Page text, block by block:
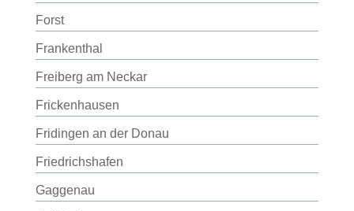
Forst
Frankenthal
Freiberg am Neckar
Frickenhausen
Fridingen an der Donau
Friedrichshafen
Gaggenau